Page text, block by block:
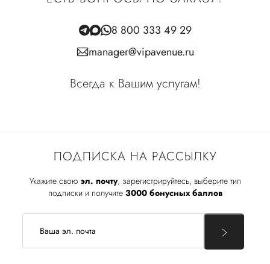
ПОДПИСКА НА РАССЫЛКУ
Укажите свою эл. почту, зарегистрируйтесь, выберите тип
подписки и получите 3000 бонусных баллов
8 800 333 49 29
manager@vipavenue.ru
Всегда к Вашим услугам!